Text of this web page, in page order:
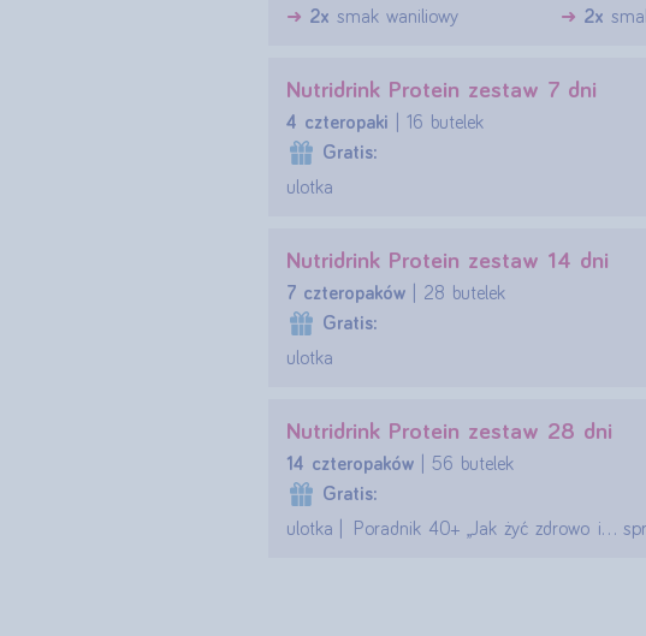
2x smak waniliowy 2x
Nutridrink Protein zestaw 7 dni
4 czteropaki | 16 butelek
Gratis:
ulotka
Nutridrink Protein zestaw 14 dni
7 czteropaków | 28 butelek
Gratis:
ulotka
Nutridrink Protein zestaw 28 dni
14 czteropaków | 56 butelek
Gratis:
ulotka
Poradnik 40+ ,,Jak żyć zdrowo i...